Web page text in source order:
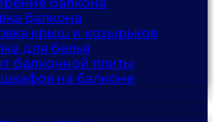
балкона
крыш и козырьков
для белья
балконной плиты
на балконе